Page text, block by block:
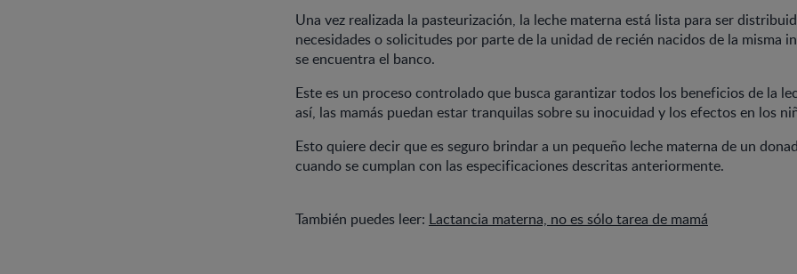
Una vez realizada la pasteurización, la leche materna está lista para ser
necesidades o solicitudes por parte de la unidad de recién nacidos de la misma
se encuentra el banco.
Este es un proceso controlado que busca garantizar todos los beneficios de la
así, las mamás puedan estar tranquilas sobre su inocuidad y los efectos en los
Esto quiere decir que es seguro brindar a un pequeño leche materna de un
cuando se cumplan con las especificaciones descritas anteriormente.
También puedes leer: Lactancia materna, no es sólo tarea de mamá